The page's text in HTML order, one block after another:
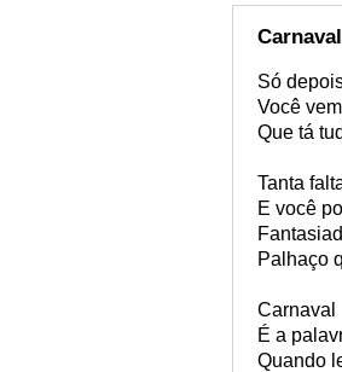
Carnaval
Só
Você
Que tá
Tanta
E você
Palhaço
Carnaval
É a
Quando